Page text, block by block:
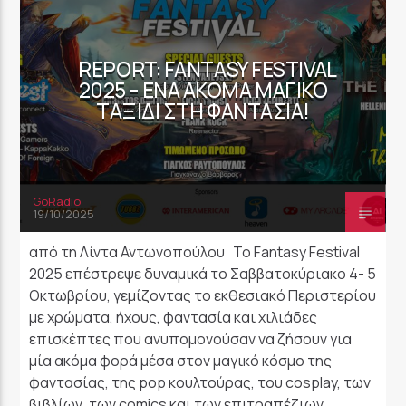
REPORT: FANTASY FESTIVAL
2025 – ΈΝΑ ΑΚΌΜΑ ΜΑΓΙΚΌ
ΤΑΞΊΔΙ ΣΤΗ ΦΑΝΤΑΣΊΑ!
GoRadio
19/10/2025
από τη Λίντα Αντωνοπούλου Το Fantasy Festival
2025 επέστρεψε δυναμικά το Σαββατοκύριακο 4- 5
Οκτωβρίου, γεμίζοντας το εκθεσιακό Περιστερίου
με χρώματα, ήχους, φαντασία και χιλιάδες
επισκέπτες που ανυπομονούσαν να ζήσουν για
μία ακόμα φορά μέσα στον μαγικό κόσμο της
φαντασίας, της pop κουλτούρας, του cosplay, των